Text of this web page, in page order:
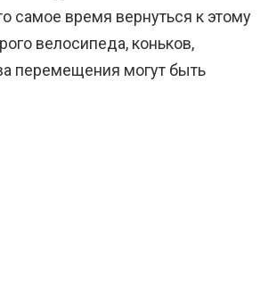
самое время вернуться к этому
велосипеда, коньков,
перемещения могут быть